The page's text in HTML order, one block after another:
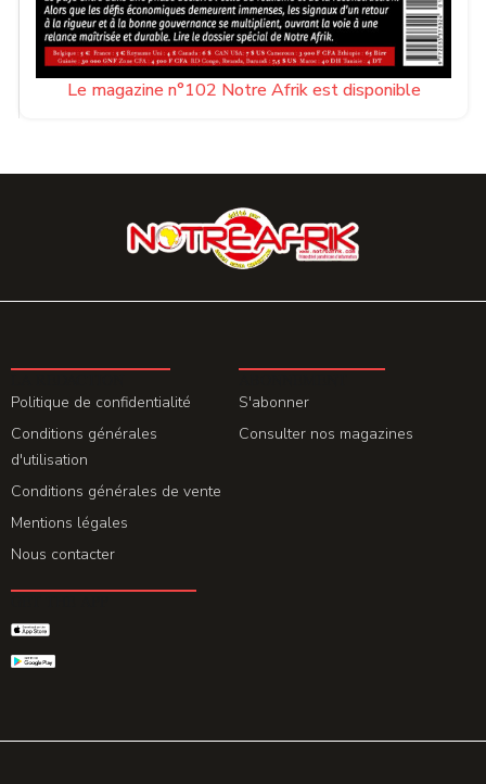
Le magazine n°102 Notre Afrik est disponible
Politique de confidentialité
Conditions générales
d'utilisation
Conditions générales de vente
Mentions légales
Nous contacter
S'abonner
Consulter nos magazines